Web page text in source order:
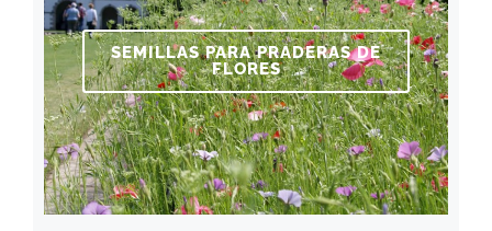
SEMILLAS PARA PRADERAS DE
FLORES